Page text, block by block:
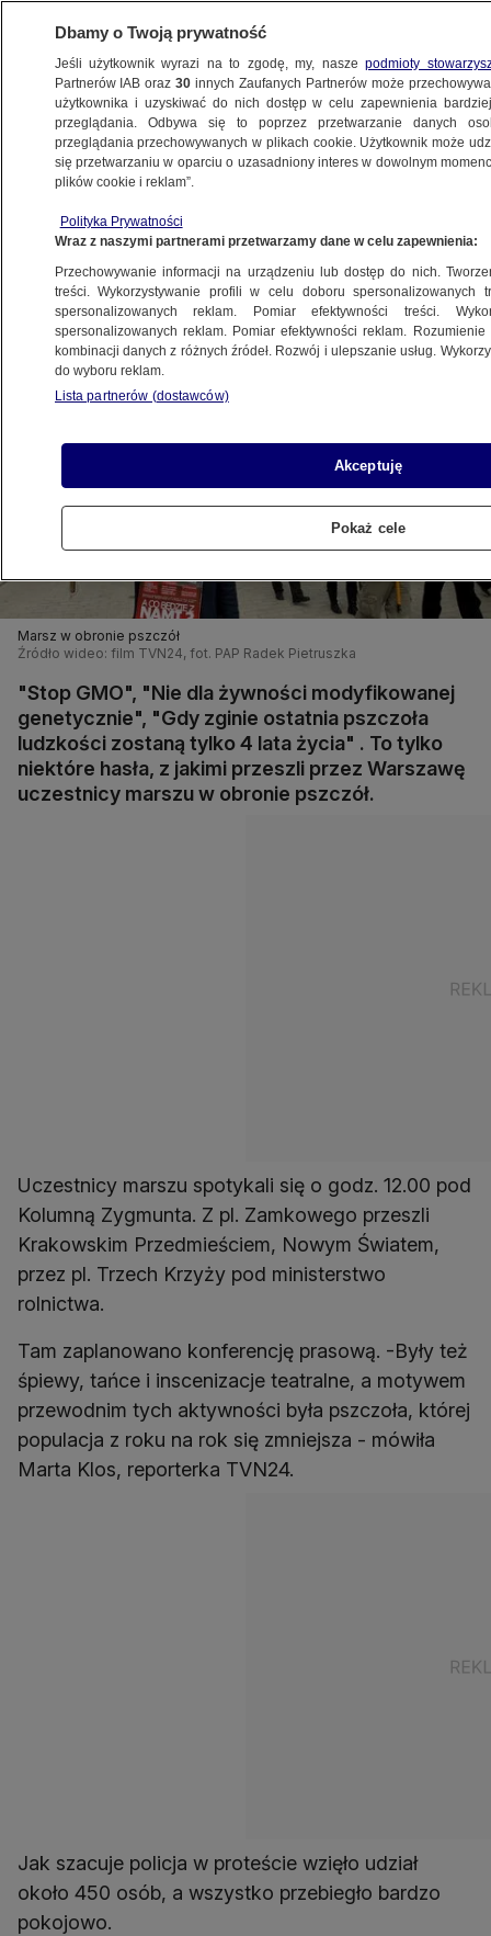
WARSZAWA
NAJNOWSZE
15.03.2012, 12:20
Udostępnij
Marsz w obronie pszczół
Źródło wideo: film TVN24, fot. PAP Radek Pietruszka
"Stop GMO", "Nie dla żywności modyfikowanej
genetycznie", "Gdy zginie ostatnia pszczoła
ludzkości zostaną tylko 4 lata życia" . To tylko
niektóre hasła, z jakimi przeszli przez Warszawę
uczestnicy marszu w obronie pszczół.
Uczestnicy marszu spotykali się o godz. 12.00 pod
Kolumną Zygmunta. Z pl. Zamkowego przeszli
Krakowskim Przedmieściem, Nowym Światem,
przez pl. Trzech Krzyży pod ministerstwo
rolnictwa.
Tam zaplanowano konferencję prasową. -Były też
śpiewy, tańce i inscenizacje teatralne, a motywem
przewodnim tych aktywności była pszczoła, której
populacja z roku na rok się zmniejsza - mówiła
Marta Klos, reporterka TVN24.
Jak szacuje policja w proteście wzięło udział
około 450 osób, a wszystko przebiegło bardzo
pokojowo.
Dbamy o Twoją prywatność
Jeśli użytkownik wyrazi na to zgodę, my, naszepodmioty
Partnerów IAB oraz30 innych Zaufanych Partnerów może
użytkownika i uzyskiwać do nich dostęp w celu zapewnienia
przeglądania. Odbywa się to poprzez przetwarzanie danych
przeglądania przechowywanych w plikach cookie. Użytkownik może
się przetwarzaniu w oparciu o uzasadniony interes w dowolnym
plików cookie i reklam”.
Polityka Prywatności
Wraz z naszymi partnerami przetwarzamy dane w celu zapewnienia:
Przechowywanie informacji na urządzeniu lub dostęp do nich.
treści. Wykorzystywanie profili w celu doboru spersonalizowanych
spersonalizowanych reklam. Pomiar efektywności treści.
spersonalizowanych reklam. Pomiar efektywności reklam.
kombinacji danych z różnych źródeł. Rozwój i ulepszanie usług.
do wyboru reklam.
Lista partnerów (dostawców)
Akceptuję
Pokaż cele